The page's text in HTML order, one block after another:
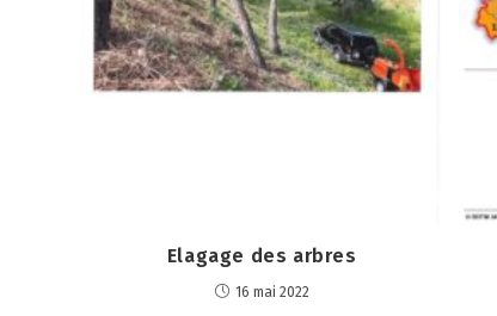
Elagage des arbres
16 mai 2022